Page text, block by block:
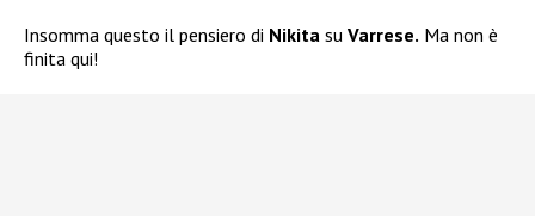
Insomma questo il pensiero di Nikita su Varrese. Ma non è
finita qui!